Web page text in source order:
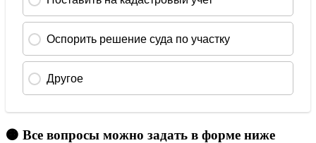
🟠 Все вопросы можно задать в форме ниже